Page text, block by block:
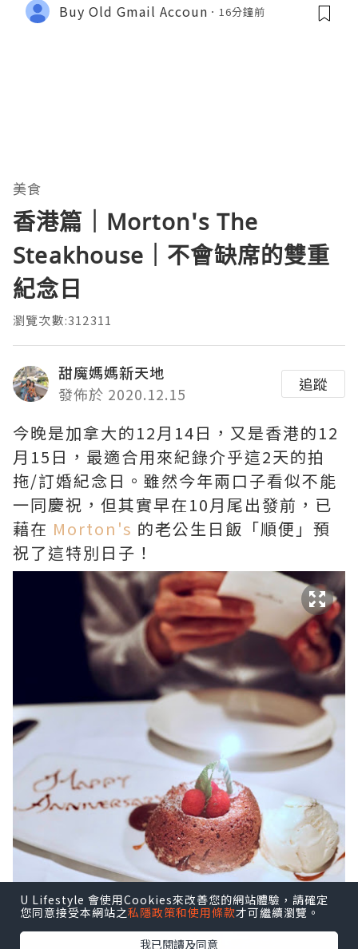
Buy Old Gmail Accoun 16分鐘前
美食
香港篇｜Morton's The
Steakhouse｜不會缺席的雙重
紀念日
瀏覽次數:312311
甜魔媽媽新天地
發佈於 2020.12.15
追蹤
今晚是加拿大的12月14日，又是香港的12
月15日，最適合用來紀錄介乎這2天的拍
拖/訂婚紀念日。雖然今年兩口子看似不能
一同慶祝，但其實早在10月尾出發前，已
藉在 Morton's 的老公生日飯「順便」預
祝了這特別日子！
U Lifestyle 會使用Cookies來改善您的網站體驗，請確定
您同意接受本網站之私隱政策和使用條款才可繼續瀏覽。
我已閱讀及同意